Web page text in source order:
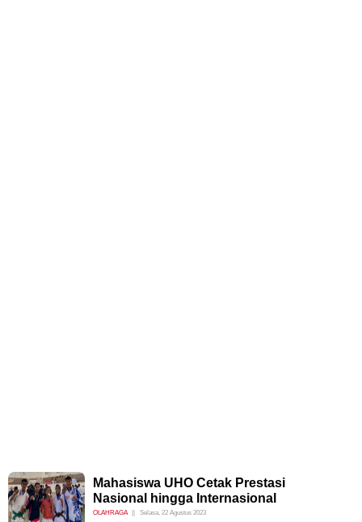
Mahasiswa UHO Cetak Prestasi
Nasional hingga Internasional
OLAHRAGA Selasa, 22 Agustus 2023